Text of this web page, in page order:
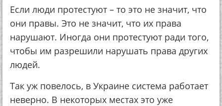
Если люди протестуют – то это не значит, что
они правы. Это не значит, что их права
нарушают. Иногда они протестуют ради того,
чтобы им разрешили нарушать права других
людей.
Так уж повелось, в Украине система работает
неверно. В некоторых местах это уже